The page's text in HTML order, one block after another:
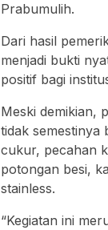
Prabumulih.
Dari hasil
menjadi bukti
positif bagi
Meski demikian,
tidak
cukur, pecahan
potongan besi,
stainless.
“Kegiatan ini